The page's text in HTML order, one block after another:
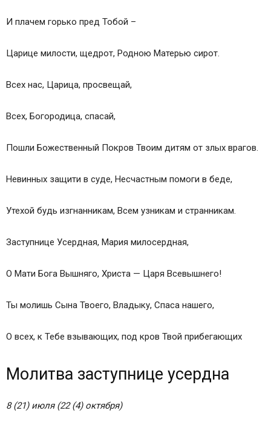
И плачем горько пред Тобой –
Царице милости, щедрот, Родною Матерью сирот.
Всех нас, Царица, просвещай,
Всех, Богородица, спасай,
Пошли Божественный Покров Твоим дитям от злых врагов.
Невинных защити в суде, Несчастным помоги в беде,
Утехой будь изгнанникам, Всем узникам и странникам.
Заступнице Усердная, Мария милосердная,
О Мати Бога Вышняго, Христа — Царя Всевышнего!
Ты молишь Сына Твоего, Владыку, Спаса нашего,
О всех, к Тебе взывающих, под кров Твой прибегающих
Молитва заступнице усердна
8 (21) июля (22 (4) октября)